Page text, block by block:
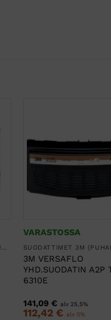
SUODATTIMET 3M (PUHALLINSUOJAIMET, KOKONAAMARIT JA PUOLINAAMARIT)
VARASTOSSA
3M VERSAFLO
YHD.SUODATIN A2P
6310E
141,09 € alv 25,5%
112,42 € alv 0%